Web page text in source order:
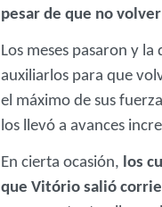
pesar de que no
Los meses pasaron y
auxiliarlos para que
el máximo de sus
los llevó a avances
En cierta ocasión, los
que Vitório salió